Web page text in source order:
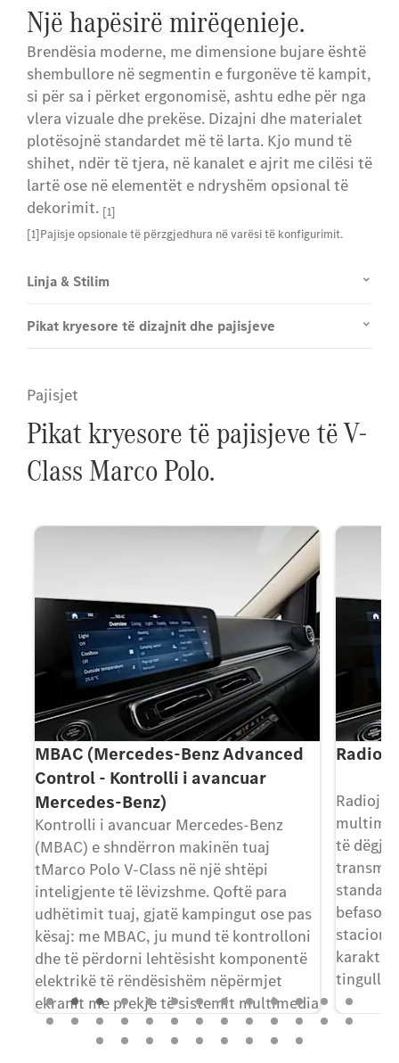
Një hapësirë ​​mirëqenieje.
Brendësia moderne, me dimensione bujare është
shembullore në segmentin e furgonëve të kampit,
si për sa i përket ergonomisë, ashtu edhe për nga
vlera vizuale dhe prekëse. Dizajni dhe materialet
plotësojnë standardet më të larta. Kjo mund të
shihet, ndër të tjera, në kanalet e ajrit me cilësi të
lartë ose në elementët e ndryshëm opsional të
dekorimit. [1]
[1]Pajisje opsionale të përzgjedhura në varësi të konfigurimit.
Linja & Stilim
Pikat kryesore të dizajnit dhe pajisjeve
Pajisjet
Pikat kryesore të pajisjeve të V-
Class Marco Polo.
MBAC (Mercedes-Benz Advanced
Control - Kontrolli i avancuar
Mercedes-Benz)
Kontrolli i avancuar Mercedes-Benz
(MBAC) e shndërron makinën tuaj
tMarco Polo V-Class në një shtëpi
inteligjente të lëvizshme. Qoftë para
udhëtimit tuaj, gjatë kampingut ose pas
kësaj: me MBAC, ju mund të kontrolloni
dhe të përdorni lehtësisht komponentë
elektrikë të rëndësishëm nëpërmjet
ekranit me prekje të sistemit multimedia
MBUX ose duke përdorur aplikacionin
Bluetooth® për telefona inteligjentë.
Radio
Radioja
të
tingulli